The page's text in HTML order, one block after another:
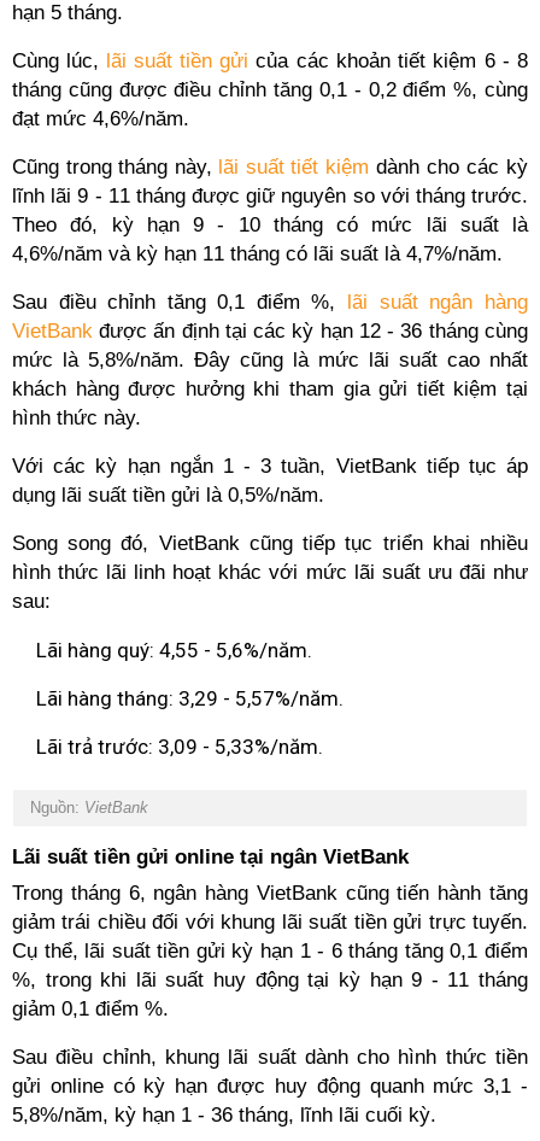
hạn 5 tháng.
Cùng lúc, lãi suất tiền gửi của các khoản tiết kiệm 6 - 8
tháng cũng được điều chỉnh tăng 0,1 - 0,2 điểm %, cùng
đạt mức 4,6%/năm.
Cũng trong tháng này, lãi suất tiết kiệm dành cho các kỳ
lĩnh lãi 9 - 11 tháng được giữ nguyên so với tháng trước.
Theo đó, kỳ hạn 9 - 10 tháng có mức lãi suất là
4,6%/năm và kỳ hạn 11 tháng có lãi suất là 4,7%/năm.
Sau điều chỉnh tăng 0,1 điểm %, lãi suất ngân hàng
VietBank được ấn định tại các kỳ hạn 12 - 36 tháng cùng
mức là 5,8%/năm. Đây cũng là mức lãi suất cao nhất
khách hàng được hưởng khi tham gia gửi tiết kiệm tại
hình thức này.
Với các kỳ hạn ngắn 1 - 3 tuần, VietBank tiếp tục áp
dụng lãi suất tiền gửi là 0,5%/năm.
Song song đó, VietBank cũng tiếp tục triển khai nhiều
hình thức lãi linh hoạt khác với mức lãi suất ưu đãi như
sau:
Lãi hàng quý: 4,55 - 5,6%/năm.
Lãi hàng tháng: 3,29 - 5,57%/năm.
Lãi trả trước: 3,09 - 5,33%/năm.
Nguồn: VietBank
Lãi suất tiền gửi online tại ngân VietBank
Trong tháng 6, ngân hàng VietBank cũng tiến hành tăng
giảm trái chiều đối với khung lãi suất tiền gửi trực tuyến.
Cụ thể, lãi suất tiền gửi kỳ hạn 1 - 6 tháng tăng 0,1 điểm
%, trong khi lãi suất huy động tại kỳ hạn 9 - 11 tháng
giảm 0,1 điểm %.
Sau điều chỉnh, khung lãi suất dành cho hình thức tiền
gửi online có kỳ hạn được huy động quanh mức 3,1 -
5,8%/năm, kỳ hạn 1 - 36 tháng, lĩnh lãi cuối kỳ.